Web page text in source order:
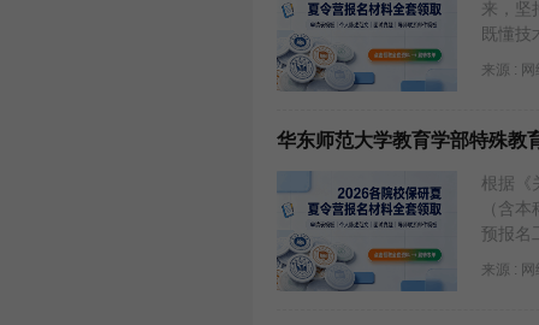
来，坚
既懂技
来源 :
华东师范大学教育学部特殊教
根据《
（含
预报名
来源 :